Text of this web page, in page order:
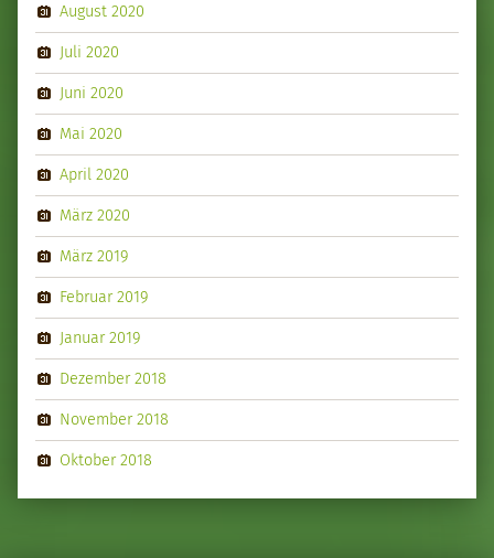
August 2020
Juli 2020
Juni 2020
Mai 2020
April 2020
März 2020
März 2019
Februar 2019
Januar 2019
Dezember 2018
November 2018
Oktober 2018